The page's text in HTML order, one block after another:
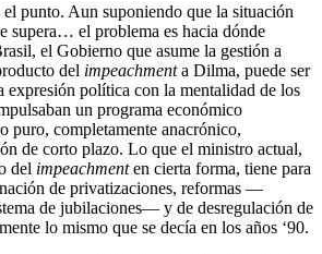
el punto. Aun suponiendo que la situación
supera… el problema es hacia dónde
el Gobierno que asume la gestión a
del impeachmenta Dilma, puede ser
expresión política con la mentalidad de los
un programa económico
puro, completamente anacrónico,
de corto plazo. Lo que el ministro actual,
del impeachmenten cierta forma, tiene para
de privatizaciones, reformas —
de jubilaciones— y de desregulación de
lo mismo que se decía en los años ‘90.